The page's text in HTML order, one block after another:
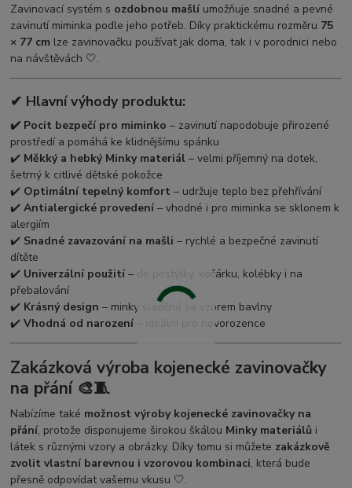
Zavinovací systém s ozdobnou mašlí umožňuje snadné a pevné
zavinutí miminka podle jeho potřeb. Díky praktickému rozměru 75
× 77 cm lze zavinovačku používat jak doma, tak i v porodnici nebo
na návštěvách 🤍.
✔ Hlavní výhody produktu:
✔️ Pocit bezpečí pro miminko – zavinutí napodobuje přirozené
prostředí a pomáhá ke klidnějšímu spánku
✔️ Měkký a hebký Minky materiál – velmi příjemný na dotek,
šetrný k citlivé dětské pokožce
✔️ Optimální tepelný komfort – udržuje teplo bez přehřívání
✔️Antialergické provedení – vhodné i pro miminka se sklonem k
alergiím
✔️ Snadné zavazování na mašli – rychlé a bezpečné zavinutí
dítěte
✔️ Univerzální použití – do postýlky, kočárku, kolébky i na
přebalování
✔️ Krásný design – minky sladěná se vzorem bavlny
✔️Vhodná od narození – ideální pro novorozence
Zakázková výroba kojenecké zavinovačky
na přání 🎨🧵
Nabízíme také možnost výroby kojenecké zavinovačky na
přání, protože disponujeme širokou škálou Minky materiálů i
látek s různými vzory a obrázky. Díky tomu si můžete zakázkově
zvolit vlastní barevnou i vzorovou kombinaci, která bude
přesně odpovídat vašemu vkusu 🤍.